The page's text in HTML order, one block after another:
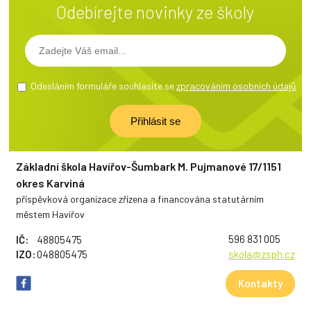
Odebírejte novinky ze školy
Odesláním formuláře souhlasíte sezpracováním osobních údajů
Základní škola Havířov-Šumbark M. Pujmanové 17/1151
okres Karviná
příspěvková organizace zřízena a financována statutárním
městem Havířov
IČ:
48805475
IZO:048805475
596 831 005
skola@zsph.cz
Kontakty